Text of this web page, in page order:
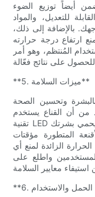
أيضاً توزيع الضوء
للتعديل، والمواد
بالإضافة إلى ذلك،
ارتفاع درجة حرارته
المُنتظم، وهو أمر
**5. ميزات السلامة**
وتحسين الصحة
من أن القناع يستخدم
تقنية LED التي لا تُصدر أشعة فوق بنفسجية ضارة، مما يحمي بشرتك
المتطورة مؤقتات
الزائدة لمنع أي
واطلع على